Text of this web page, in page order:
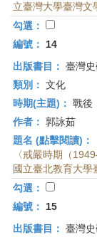
立臺灣大學臺灣文
勾選：
編號：
14
出版書目： 臺灣
類別： 文化
時期(主題)： 戰後
作者： 郭詠茹
題名 (點擊閱讀)：
〈戒嚴時期（
國立臺北教育大學
勾選：
編號：
15
出版書目： 臺灣